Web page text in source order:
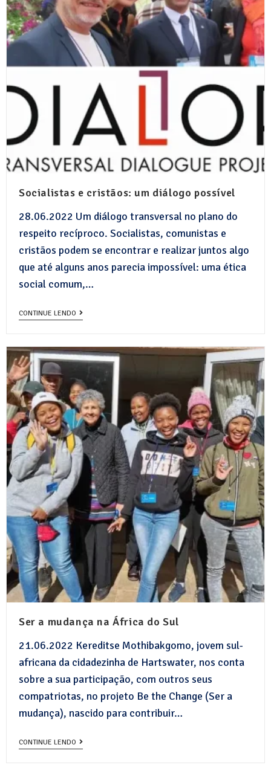
Socialistas e cristãos: um diálogo possível
28.06.2022 Um diálogo transversal no plano do
respeito recíproco. Socialistas, comunistas e
cristãos podem se encontrar e realizar juntos algo
que até alguns anos parecia impossível: uma ética
social comum,…
CONTINUE LENDO
Ser a mudança na África do Sul
21.06.2022 Kereditse Mothibakgomo, jovem sul-
africana da cidadezinha de Hartswater, nos conta
sobre a sua participação, com outros seus
compatriotas, no projeto Be the Change (Ser a
mudança), nascido para contribuir…
CONTINUE LENDO